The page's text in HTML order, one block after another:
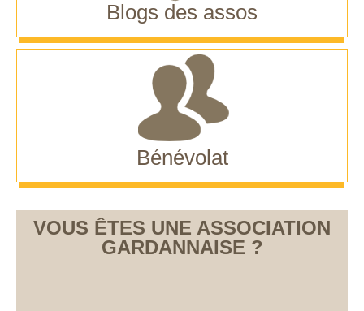
Blogs des assos
Bénévolat
VOUS ÊTES UNE ASSOCIATION
GARDANNAISE ?